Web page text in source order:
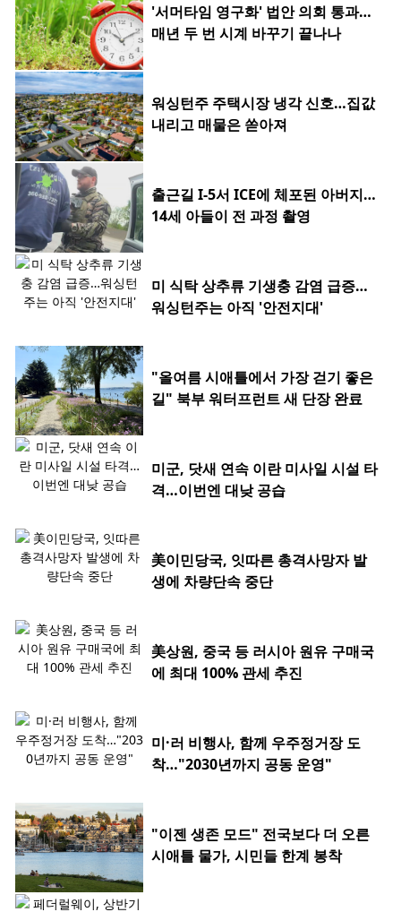
'서머타임 영구화' 법안 의회 통과…
매년 두 번 시계 바꾸기 끝나나
워싱턴주 주택시장 냉각 신호…집값
내리고 매물은 쏟아져
출근길 I-5서 ICE에 체포된 아버지…
14세 아들이 전 과정 촬영
미 식탁 상추류 기생충 감염 급증…
워싱턴주는 아직 '안전지대'
"올여름 시애틀에서 가장 걷기 좋은
길" 북부 워터프런트 새 단장 완료
미군, 닷새 연속 이란 미사일 시설 타
격…이번엔 대낮 공습
美이민당국, 잇따른 총격사망자 발
생에 차량단속 중단
美상원, 중국 등 러시아 원유 구매국
에 최대 100% 관세 추진
미·러 비행사, 함께 우주정거장 도
착…"2030년까지 공동 운영"
"이젠 생존 모드" 전국보다 더 오른
시애틀 물가, 시민들 한계 봉착